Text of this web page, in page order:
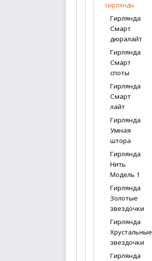
гирлянды
Гирлянда
Смарт
дюралайт
Гирлянда
Смарт
споты
Гирлянда
Смарт
лайт
Гирлянда
Умная
штора
Гирлянда
Нить
Модель 1
Гирлянда
Золотые
звездочки
Гирлянда
Хрустальные
звездочки
Гирлянда